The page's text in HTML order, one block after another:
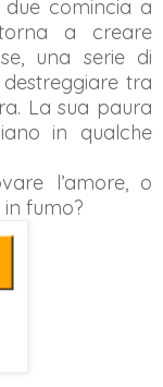
comincia a
a creare
una serie di
tra
La sua paura
in qualche
l’amore, o
fumo?